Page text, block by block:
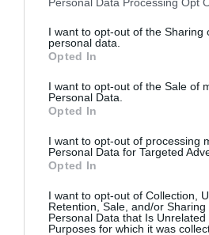
I want to opt-out of the Sharing
personal data.
Opted In
I want to opt-out of the Sale of
Personal Data.
Opted In
I want to opt-out of processing
Personal Data for Targeted
Opted In
I want to opt-out of Collection,
Retention, Sale, and/or Sharing
Personal Data that Is Unrelated
Purposes for which it was
comunitatea romănească din
Alto Adige, poate atesta modul
prin care acesta a reprezentat
Romăniei, dar şi ale întregii
Excelenta Sa, a stiut să
întreaga echipă consulară în
culturale , chiar si sprijinind